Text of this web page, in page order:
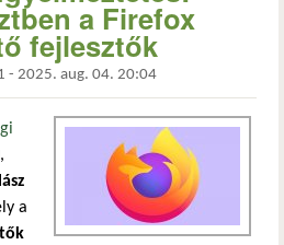
a Firefox
fejlesztők
- 2025. aug. 04. 20:04
hivatkozás)
,
a